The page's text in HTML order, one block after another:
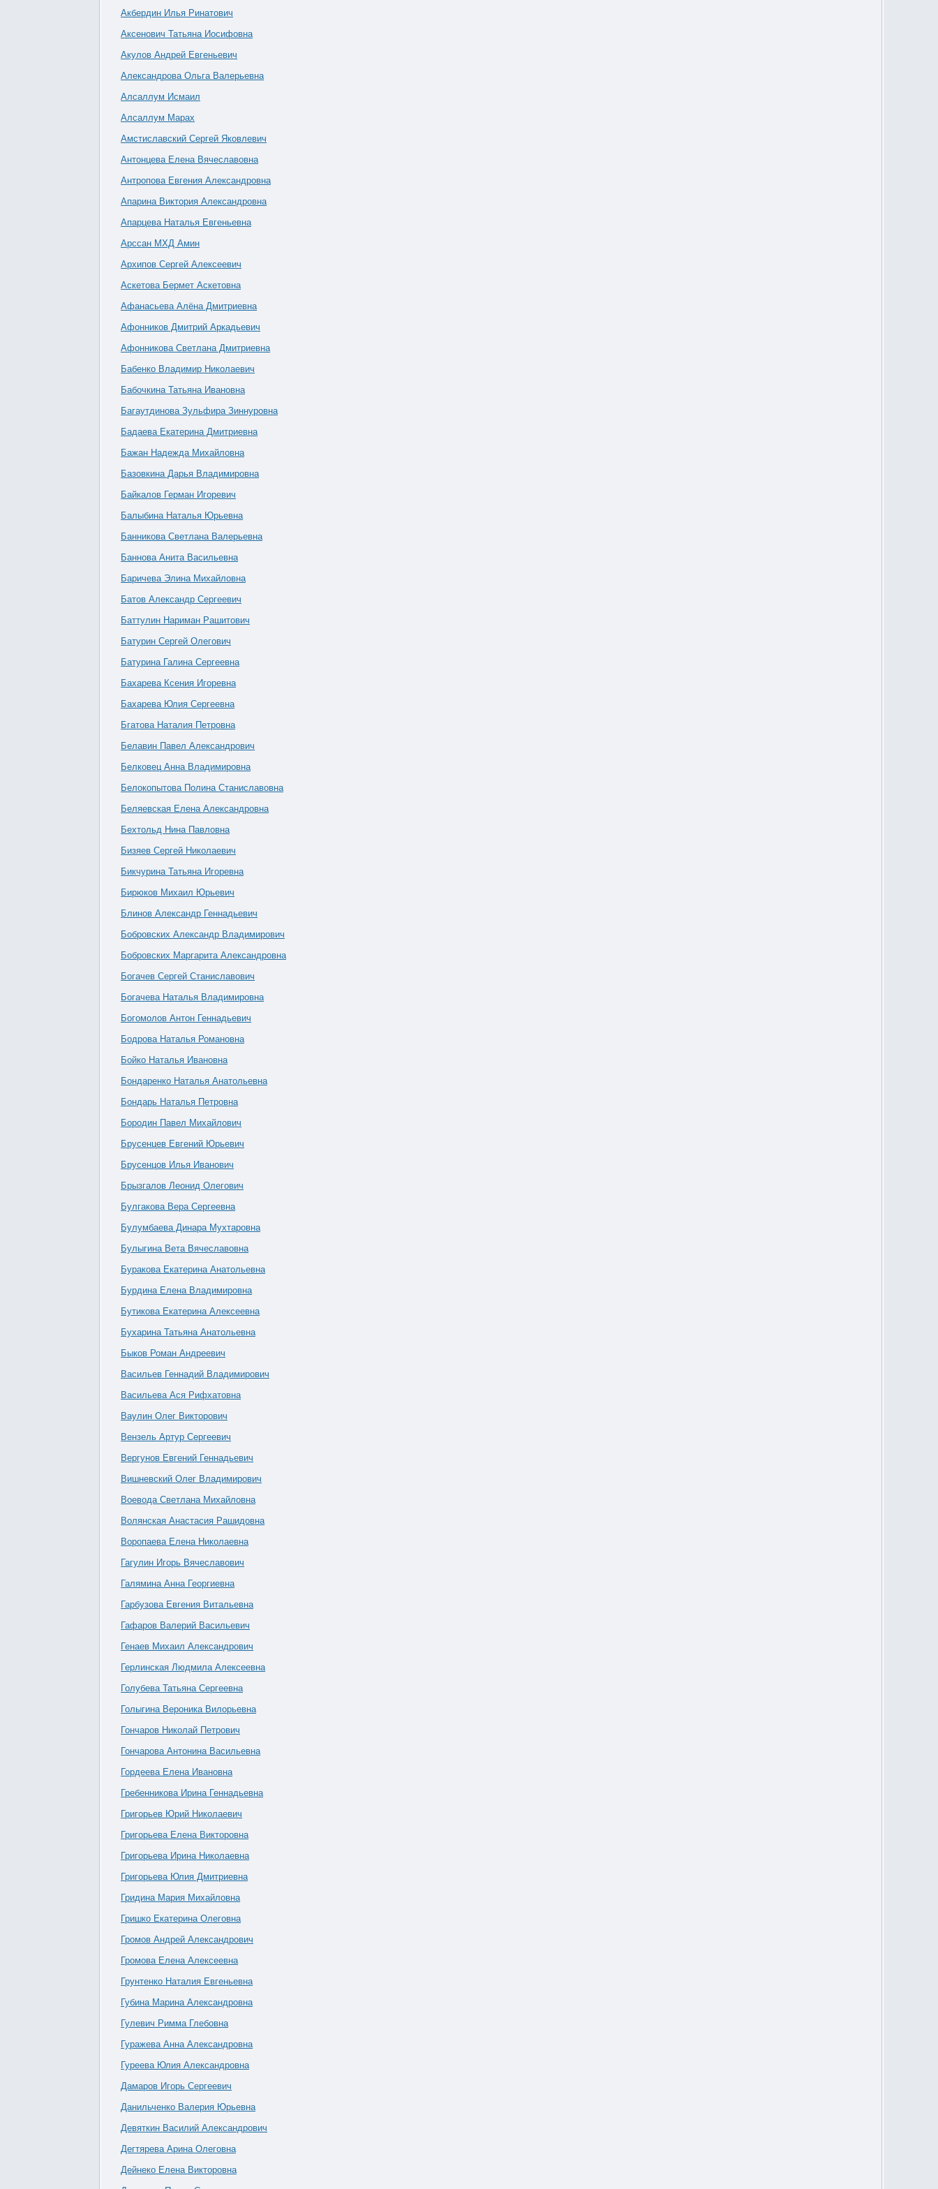
Акбердин Илья Ринатович
Аксенович Татьяна Иосифовна
Акулов Андрей Евгеньевич
Александрова Ольга Валерьевна
Алсаллум Исмаил
Алсаллум Марах
Амстиславский Сергей Яковлевич
Антонцева Елена Вячеславовна
Антропова Евгения Александровна
Апарина Виктория Александровна
Апарцева Наталья Евгеньевна
Арссан МХД Амин
Архипов Сергей Алексеевич
Аскетова Бермет Аскетовна
Афанасьева Алёна Дмитриевна
Афонников Дмитрий Аркадьевич
Афонникова Светлана Дмитриевна
Бабенко Владимир Николаевич
Бабочкина Татьяна Ивановна
Багаутдинова Зульфира Зиннуровна
Бадаева Екатерина Дмитриевна
Бажан Надежда Михайловна
Базовкина Дарья Владимировна
Байкалов Герман Игоревич
Балыбина Наталья Юрьевна
Банникова Светлана Валерьевна
Баннова Анита Васильевна
Баричева Элина Михайловна
Батов Александр Сергеевич
Баттулин Нариман Рашитович
Батурин Сергей Олегович
Батурина Галина Сергеевна
Бахарева Ксения Игоревна
Бахарева Юлия Сергеевна
Бгатова Наталия Петровна
Белавин Павел Александрович
Белковец Анна Владимировна
Белокопытова Полина Станиславовна
Беляевская Елена Александровна
Бехтольд Нина Павловна
Бизяев Сергей Николаевич
Бикчурина Татьяна Игоревна
Бирюков Михаил Юрьевич
Блинов Александр Геннадьевич
Бобровских Александр Владимирович
Бобровских Маргарита Александровна
Богачев Сергей Станиславович
Богачева Наталья Владимировна
Богомолов Антон Геннадьевич
Бодрова Наталья Романовна
Бойко Наталья Ивановна
Бондаренко Наталья Анатольевна
Бондарь Наталья Петровна
Бородин Павел Михайлович
Брусенцев Евгений Юрьевич
Брусенцов Илья Иванович
Брызгалов Леонид Олегович
Булгакова Вера Сергеевна
Булумбаева Динара Мухтаровна
Булыгина Вета Вячеславовна
Буракова Екатерина Анатольевна
Бурдина Елена Владимировна
Бутикова Екатерина Алексеевна
Бухарина Татьяна Анатольевна
Быков Роман Андреевич
Васильев Геннадий Владимирович
Васильева Ася Рифхатовна
Ваулин Олег Викторович
Вензель Артур Сергеевич
Вергунов Евгений Геннадьевич
Вишневский Олег Владимирович
Воевода Светлана Михайловна
Волянская Анастасия Рашидовна
Воропаева Елена Николаевна
Гагулин Игорь Вячеславович
Галямина Анна Георгиевна
Гарбузова Евгения Витальевна
Гафаров Валерий Васильевич
Генаев Михаил Александрович
Герлинская Людмила Алексеевна
Голубева Татьяна Сергеевна
Голыгина Вероника Вилорьевна
Гончаров Николай Петрович
Гончарова Антонина Васильевна
Гордеева Елена Ивановна
Гребенникова Ирина Геннадьевна
Григорьев Юрий Николаевич
Григорьева Елена Викторовна
Григорьева Ирина Николаевна
Григорьева Юлия Дмитриевна
Гридина Мария Михайловна
Гришко Екатерина Олеговна
Громов Андрей Александрович
Громова Елена Алексеевна
Грунтенко Наталия Евгеньевна
Губина Марина Александровна
Гулевич Римма Глебовна
Гуражева Анна Александровна
Гуреева Юлия Александровна
Дамаров Игорь Сергеевич
Данильченко Валерия Юрьевна
Девяткин Василий Александрович
Дегтярева Арина Олеговна
Дейнеко Елена Викторовна